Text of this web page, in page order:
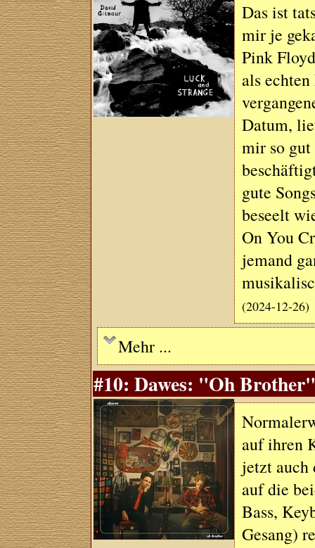
Das ist
mir je
Pink
als
Datum,
mir so
gute
beseelt
On You
jemand
(2024-12-26)
Mehr ...
#10: Dawes: "Oh
auf ihren
jetzt auch
auf die
Bass,
Gesang)